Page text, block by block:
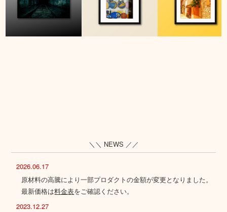
＼＼ NEWS ／／
2026.06.17
原材料の高騰により一部プロダクトの金額が変更となりました。
最新価格は料金表をご確認ください。
2023.12.27